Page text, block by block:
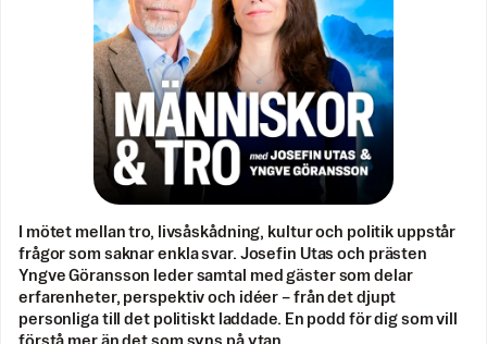
I mötet mellan tro, livsåskådning, kultur och politik uppstår
frågor som saknar enkla svar. Josefin Utas och prästen
Yngve Göransson leder samtal med gäster som delar
erfarenheter, perspektiv och idéer – från det djupt
personliga till det politiskt laddade. En podd för dig som vill